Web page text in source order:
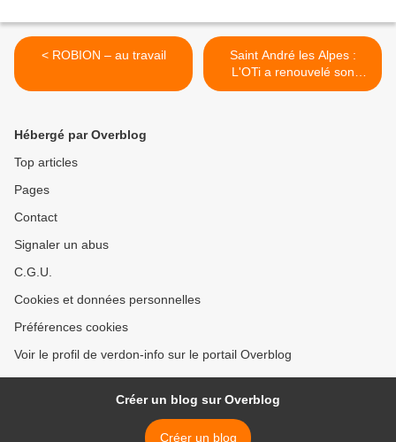
< ROBION – au travail
Saint André les Alpes :
L'OTi a renouvelé son
bureau >
Hébergé par Overblog
Top articles
Pages
Contact
Signaler un abus
C.G.U.
Cookies et données personnelles
Préférences cookies
Voir le profil de verdon-info sur le portail Overblog
Créer un blog sur Overblog
Créer un blog